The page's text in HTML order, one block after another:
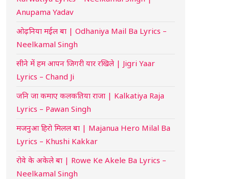
Anupama Yadav
ओढ़निया मईल बा | Odhaniya Mail Ba Lyrics –
Neelkamal Singh
सीने में हम आपन जिगरी यार रखिले | Jigri Yaar
Lyrics – Chand Ji
जनि जा कमाए कलकतिया राजा | Kalkatiya Raja
Lyrics – Pawan Singh
मजनुआ हिरो मिलल बा | Majanua Hero Milal Ba
Lyrics – Khushi Kakkar
रोवे के अकेले बा | Rowe Ke Akele Ba Lyrics –
Neelkamal Singh